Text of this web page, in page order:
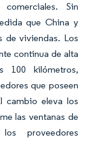
Sin
que China y
de viviendas. Los
continua de alta
100 kilómetros,
que poseen
cambio eleva los
las ventanas de
proveedores